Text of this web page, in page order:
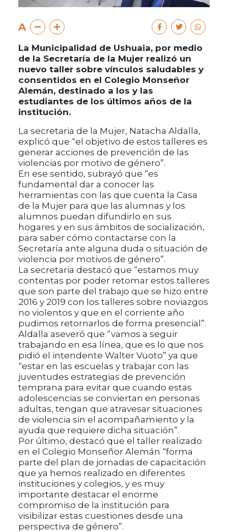
A
La Municipalidad de Ushuaia, por medio
de la Secretaría de la Mujer realizó un
nuevo taller sobre vínculos saludables y
consentidos en el Colegio Monseñor
Alemán, destinado a los y las
estudiantes de los últimos años de la
institución.
La secretaria de la Mujer, Natacha Aldalla,
explicó que “el objetivo de estos talleres es
generar acciones de prevención de las
violencias por motivo de género”.
En ese sentido, subrayó que “es
fundamental dar a conocer las
herramientas con las que cuenta la Casa
de la Mujer para que las alumnas y los
alumnos puedan difundirlo en sus
hogares y en sus ámbitos de socialización,
para saber cómo contactarse con la
Secretaría ante alguna duda o situación de
violencia por motivos de género”.
La secretaria destacó que “estamos muy
contentas por poder retomar estos talleres
que son parte del trabajo que se hizo entre
2016 y 2019 con los talleres sobre noviazgos
no violentos y que en el corriente año
pudimos retornarlos de forma presencial”.
Aldalla aseveró que “vamos a seguir
trabajando en esa línea, que es lo que nos
pidió el intendente Walter Vuoto” ya que
“estar en las escuelas y trabajar con las
juventudes estrategias de prevención
temprana para evitar que cuando estas
adolescencias se conviertan en personas
adultas, tengan que atravesar situaciones
de violencia sin el acompañamiento y la
ayuda que requiere dicha situación”.
Por último, destacó que el taller realizado
en el Colegio Monseñor Alemán “forma
parte del plan de jornadas de capacitación
que ya hemos realizado en diferentes
instituciones y colegios, y es muy
importante destacar el enorme
compromiso de la institución para
visibilizar estas cuestiones desde una
perspectiva de género”.